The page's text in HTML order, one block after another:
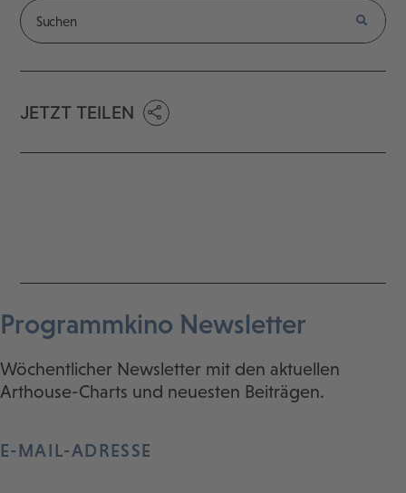
JETZT TEILEN
Programmkino Newsletter
Wöchentlicher Newsletter mit den aktuellen
Arthouse-Charts und neuesten Beiträgen.
E-MAIL-ADRESSE